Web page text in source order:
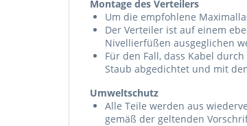
Montage des Verteilers
Um die empfohlene
Der Verteiler ist auf einem
Nivellierfüßen ausgeglichen
Für den Fall, dass Kabel
Staub abgedichtet und mit
Umweltschutz
Alle Teile werden aus
gemäß der geltenden